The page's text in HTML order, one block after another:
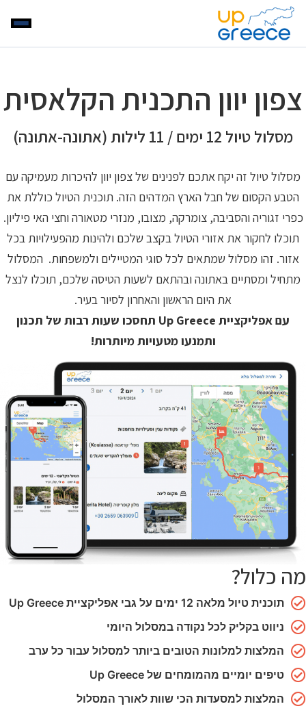
צפון יוון התכנית הקלאסית
מסלול טיול 12 ימים / 11 לילות (אתונה-אתונה)
מסלול טיול זה יקח אתכם לפנינים של צפון יוון להיכרות מעמיקה עם
הטבע הקסום של חבל הארץ המדהים הזה. תוכנית הטיול כוללת את
כפרי זגוריה והסביבה, צומרקה, מצובו, מנזרי מטאורה וחצי האי פיליון.
תוכלו לחקור את אזורי הטיול בקצב שלכם ולהינות מהפעילויות בכל
אזור. זהו מסלול שמתאים לכל סוגי המטיילים ולמשפחות. המסלול
מתחיל ומסתיים באתונה ובהתאם לשעות הטיסה שלכם, תוכלו לנצל
את היום הראשון והאחרון לסיור בעיר.
עם אפליקציית Up Greece תחסכו שעות רבות של תכנון
ותמנעו מטעויות מיותרות!
מה כלול?
תוכנית טיול מלאה 12 ימים על גבי אפליקציית Up Greece
ניווט בקליק לכל נקודה במסלול היומי
המלצות למלונות הטובים ביותר למסלול עבור כל ערב
טיפים יומיים מהמומחים של Up Greece
המלצות למסעדות הכי שוות לאורך המסלול